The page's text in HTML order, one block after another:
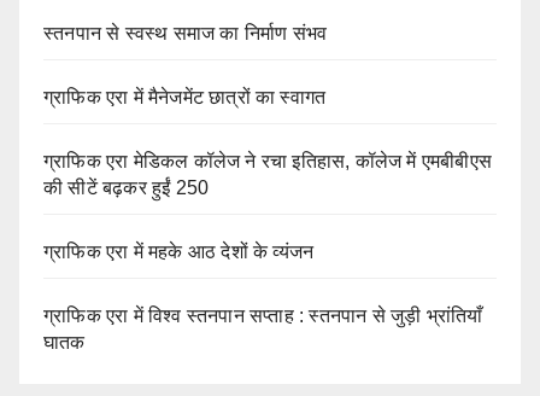
स्तनपान से स्वस्थ समाज का निर्माण संभव
ग्राफिक एरा में मैनेजमेंट छात्रों का स्वागत
ग्राफिक एरा मेडिकल कॉलेज ने रचा इतिहास, कॉलेज में एमबीबीएस
की सीटें बढ़कर हुईं 250
ग्राफिक एरा में महके आठ देशों के व्यंजन
ग्राफिक एरा में विश्व स्तनपान सप्ताह : स्तनपान से जुड़ी भ्रांतियाँ
घातक